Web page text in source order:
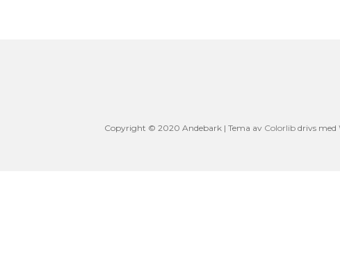
Copyright © 2020 Andebark | Tema av Colorlib drivs med